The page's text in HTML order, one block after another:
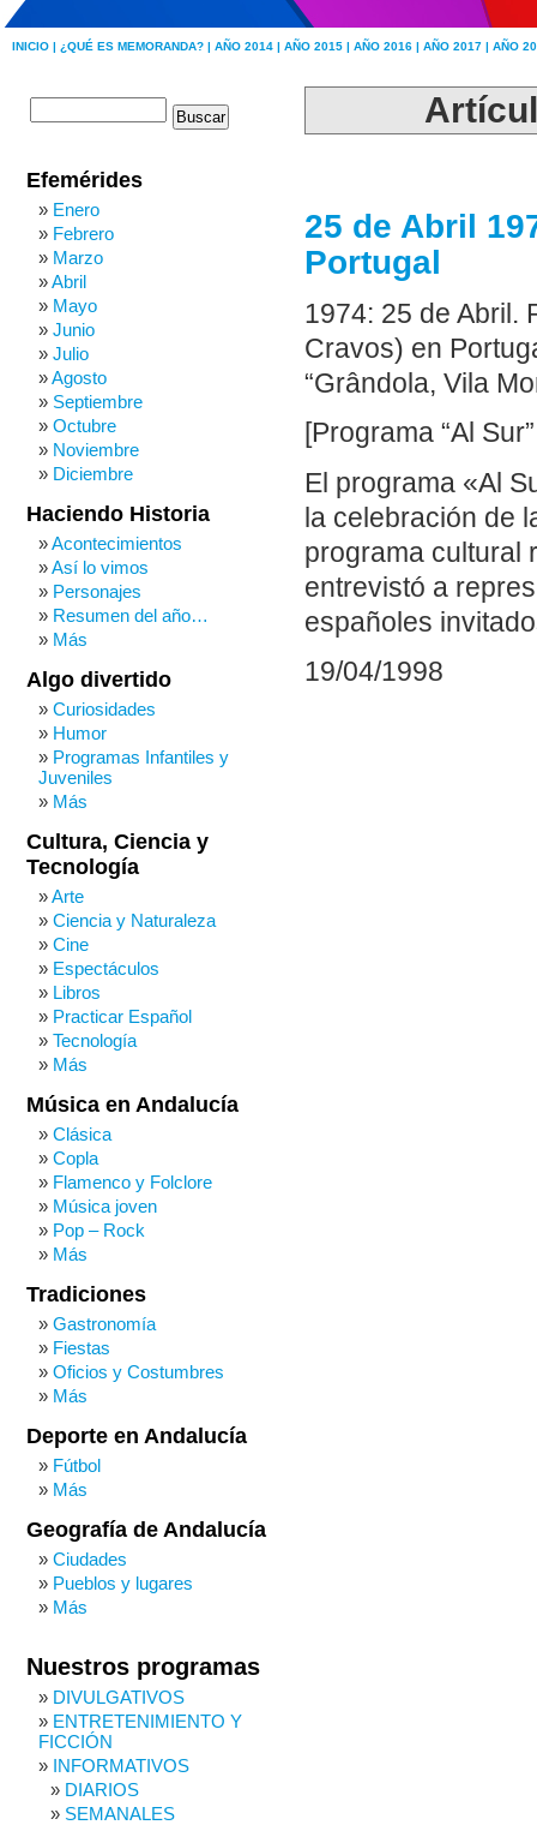
INICIO | ¿QUÉ ES MEMORANDA? | AÑO 2014 | AÑO 2015 | AÑO 2016 | AÑO 2017 | AÑO
25 de Abril
Portugal
1974: 25 de Abril.
Cravos) en
“Grândola, Vila
[Programa “Al
El programa «Al
la celebración de
programa cultural
entrevistó a
españoles
19/04/1998
Efemérides
Enero
Febrero
Marzo
Abril
Mayo
Junio
Julio
Agosto
Septiembre
Octubre
Noviembre
Diciembre
Haciendo Historia
Acontecimientos
Así lo vimos
Personajes
Resumen del año…
Más
Algo divertido
Curiosidades
Humor
Programas Infantiles y
Juveniles
Más
Cultura, Ciencia y
Tecnología
Arte
Ciencia y Naturaleza
Cine
Espectáculos
Libros
Practicar Español
Tecnología
Más
Música en Andalucía
Clásica
Copla
Flamenco y Folclore
Música joven
Pop – Rock
Más
Tradiciones
Gastronomía
Fiestas
Oficios y Costumbres
Más
Deporte en Andalucía
Fútbol
Más
Geografía de Andalucía
Ciudades
Pueblos y lugares
Más
Nuestros programas
DIVULGATIVOS
ENTRETENIMIENTO Y
FICCIÓN
INFORMATIVOS
DIARIOS
SEMANALES